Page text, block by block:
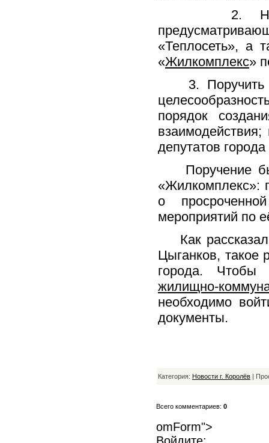
2. Не
«Теплосеть», а
«Жилкомплекс»
3. Поручить
порядок
депутатов
Поручение
«Жилкомплекс»:
о
мероприятий по
Как рассказал
Цыганков, такое
города. Чтобы
жилищно-
необходимо
документы.
Категория: Новости г. Королёв |
Всего комментариев: 0
omForm">